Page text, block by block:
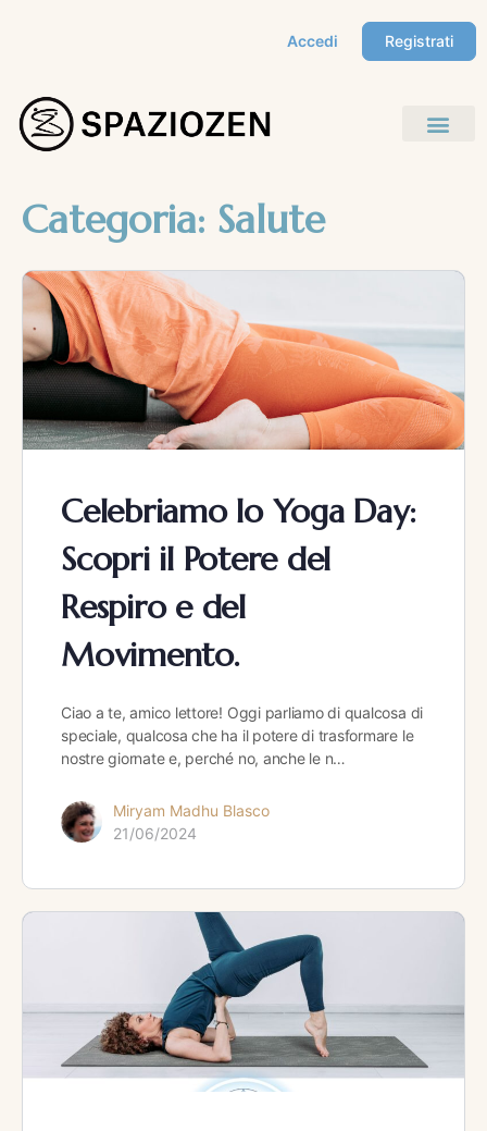
Accedi Registrati
Categoria: Salute
Celebriamo lo Yoga Day:
Scopri il Potere del
Respiro e del
Movimento.
Ciao a te, amico lettore! Oggi parliamo di qualcosa di
speciale, qualcosa che ha il potere di trasformare le
nostre giornate e, perché no, anche le n…
Miryam Madhu Blasco
21/06/2024